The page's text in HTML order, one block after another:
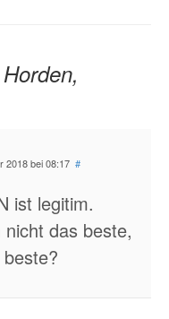
2018 bei 08:17 #
ist legitim.
das beste,